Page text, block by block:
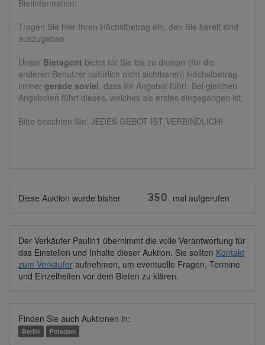
Bietinformation:
Tragen Sie hier Ihren Höchstbetrag ein, den Sie bereit sind
auszugeben.
Unser Bietagent bietet für Sie bis zu diesem (für die
anderen Benutzer natürlich nicht sichtbaren) Höchstbetrag
immer gerade soviel, dass Ihr Angebot führt. Bei gleichen
Angeboten führt dieses, welches als erstes eingegangen ist.
Bitte beachten Sie: JEDES GEBOT IST VERBINDLICH!
Diese Auktion wurde bisher mal aufgerufen
Der Verkäufer Paulin1 übernimmt die volle Verantwortung für
das Einstellen und Inhalte dieser Auktion. Sie sollten Kontakt
zum Verkäufer aufnehmen, um eventuelle Fragen, Termine
und Einzelheiten vor dem Bieten zu klären.
Finden Sie auch Auktionen in:
Berlin Potsdam